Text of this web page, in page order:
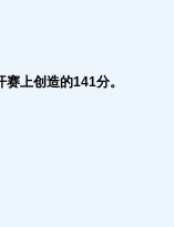
上创造的141分。